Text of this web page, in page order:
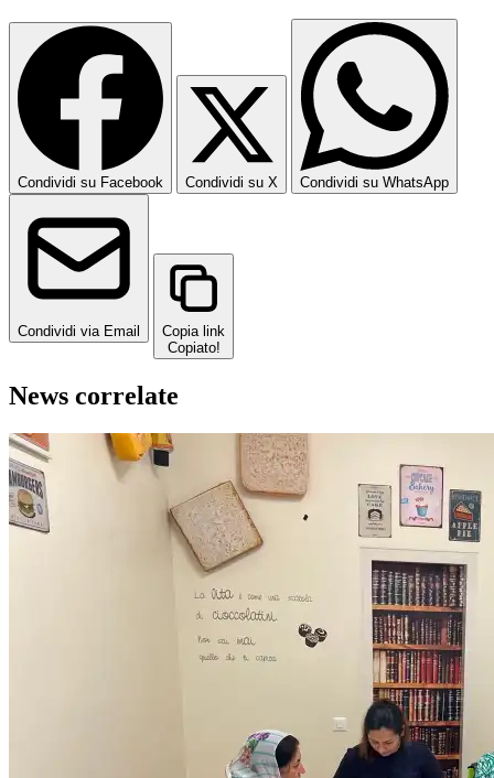
Condividi su Facebook Condividi su X Condividi su WhatsApp
Condividi via Email
Copia link
Copiato!
News correlate